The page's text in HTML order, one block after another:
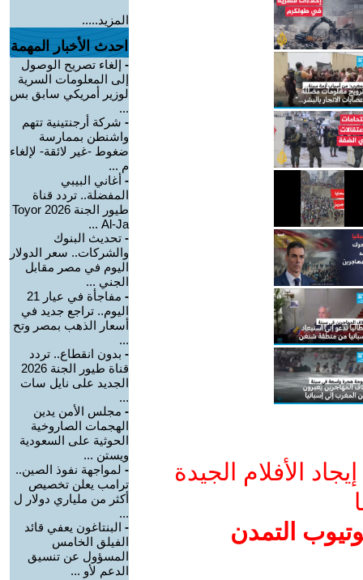
الأفلام الجيدة
التمدن
المزيد.....
احدث الأخبار المهمة
- إلغاء تصريح الوصول
إلى المعلومات السرية
لوزير أمريكي سابق بس
...
- شركة أرجنتينية تتهم
واشنطن بممارسة
ضغوط -غير لائقة- لإلغاء
م ...
- أغاني البيبي
المفضلة.. تردد قناة
طيور الجنة 2026 Toyor
Al-Ja ...
- تحديث البنوك
والشركات.. سعر الدولار
اليوم في مصر مقابل
الجني ...
-
مفاجأة في عيار 21
اليوم.. تراجع جديد في
أسعار الذهب بمصر وتح
...
- بدون انقطاع.. تردد
قناة طيور الجنة 2026
الجديد على نايل سات
...
- مجلس الأمن يدين
الهجمات الصاروخية
الحوثية على السعودية
ويستن ...
- لمواجهة نفوذ الصين..
ترامب يعلن تخصيص
أكثر من ملياري دولار ل
...
- البنتاغون يعفي قائد
الفيلق الخامس
المسؤول عن تنسيق
الدعم لأو ...